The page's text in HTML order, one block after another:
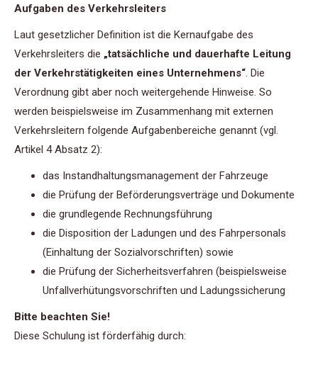
Aufgaben des Verkehrsleiters
Laut gesetzlicher Definition ist die Kernaufgabe des
Verkehrsleiters die „tatsächliche und dauerhafte Leitung
der Verkehrstätigkeiten eines Unternehmens“. Die
Verordnung gibt aber noch weitergehende Hinweise. So
werden beispielsweise im Zusammenhang mit externen
Verkehrsleitern folgende Aufgabenbereiche genannt (vgl.
Artikel 4 Absatz 2):
das Instandhaltungsmanagement der Fahrzeuge
die Prüfung der Beförderungsverträge und Dokumente
die grundlegende Rechnungsführung
die Disposition der Ladungen und des Fahrpersonals
(Einhaltung der Sozialvorschriften) sowie
die Prüfung der Sicherheitsverfahren (beispielsweise
Unfallverhütungsvorschriften und Ladungssicherung
Bitte beachten Sie!
Diese Schulung ist förderfähig durch: